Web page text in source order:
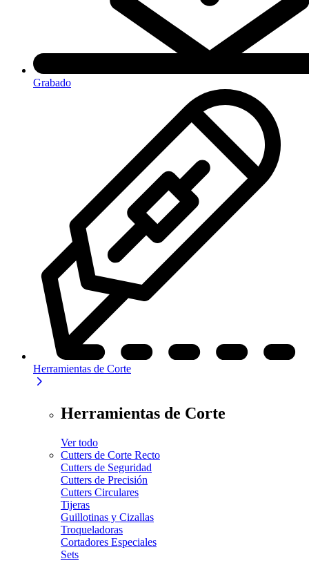
Grabado
Herramientas de Corte
Herramientas de Corte
Ver todo
Cutters de Corte Recto
Cutters de Seguridad
Cutters de Precisión
Cutters Circulares
Tijeras
Guillotinas y Cizallas
Troqueladoras
Cortadores Especiales
Sets